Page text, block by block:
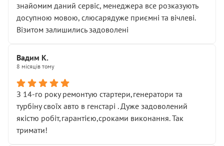
знайомим даний сервіс, менеджера все розказують
досупною мовою, слюсарядуже приємні та вічлеві.
Візитом залишились задоволені
Вадим К.
8 місяців тому
З 14-го року ремонтую стартери,генератори та
турбіну своїх авто в генстарі . Дуже задоволений
якістю робіт,гарантією,сроками виконання. Так
тримати!